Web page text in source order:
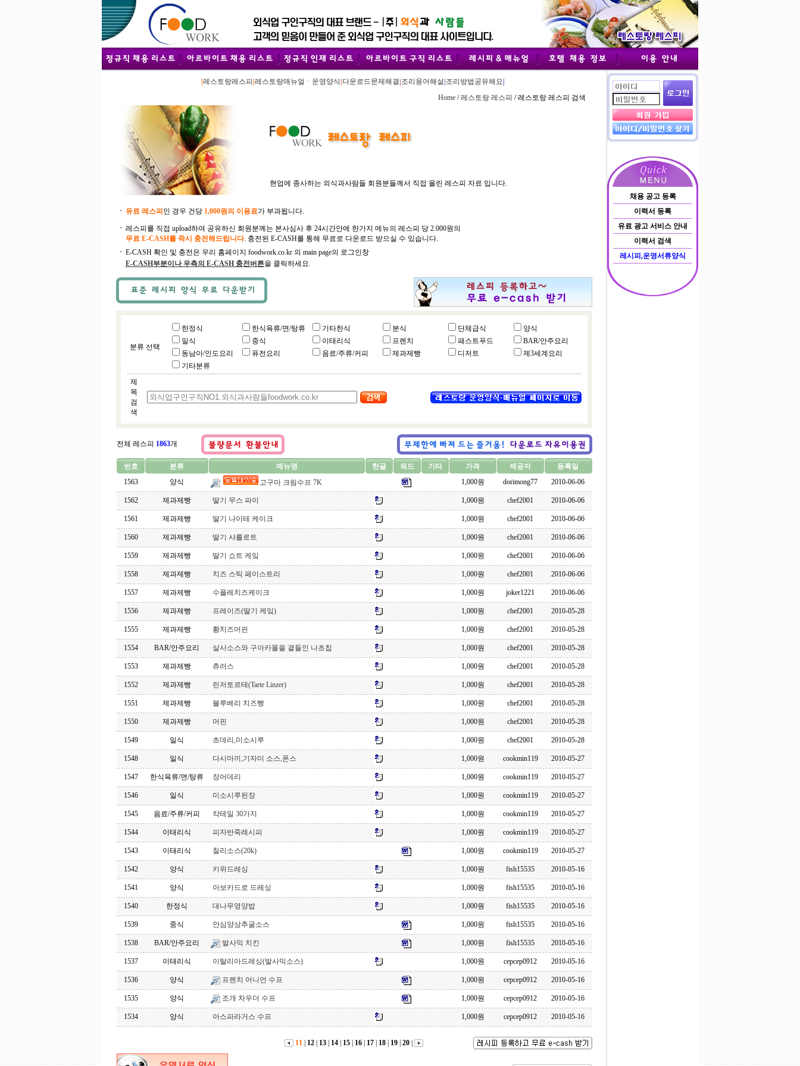
레스토랑레스피 레스토랑매뉴얼ㆍ운영양식 다운로드문제해결 조리용어해설 조리방법공유해요
Home/레스토랑 레스피 / 레스토랑 레스피 검색
현업에 종사하는 외식과사람들 회원분들께서 직접 올린 레스피 자료 입니다.
ㆍ 유료 레스피 인 경우 건당 1,000원의 이용료가 부과됩니다.
ㆍ 레스피를 직접 upload하여 공유하신 회원분께는 본사심사 후 24시간안에 한가지 메뉴의 레스피 당 2.000원의
무료 E-CASH를 즉시 충전해드립니다. 충전된 E-CASH를 통해 무료로 다운로드 받으실 수 있습니다.
ㆍ E-CASH 확인 및 충전은 우리 홈페이지 foodwork.co.kr 의 main page의 로그인창
E-CASH부분이나 우측의 E-CASH 충전버튼을 클릭하세요.
분류 선택
한정식 한식육류/면/탕류 기타한식 분식 단체급식
양식
일식
중식 이태리식 프렌치 패스트푸드
BAR/안주요리
동남아/인도요리
퓨전요리 음료/주류/커피 제과제빵 디저트
제3세계요리
기타분류
제
목
검
색
전체 레스피 1863개
번호 분류 메뉴명 한글 워드 기타 가격 제공자
등록일
1563
양식 고구마 크림수프 7K 1,000원 dorimong77 2010-06-06
1562 제과제빵 딸기 무스 파이 1,000원 chef2001 2010-06-06
1561 제과제빵 딸기 나이테 케이크 1,000원 chef2001 2010-06-06
1560 제과제빵 딸기 샤를로트 1,000원 chef2001 2010-06-06
1559 제과제빵 딸기 쇼트 케잌 1,000원 chef2001 2010-06-06
1558 제과제빵 치즈 스틱 페이스트리 1,000원 chef2001 2010-06-06
1557 제과제빵 수플레치즈케이크 1,000원 joker1221 2010-06-06
1556 제과제빵 프레이즈(딸기 케잌) 1,000원 chef2001 2010-05-28
1555 제과제빵 황치즈머핀 1,000원 chef2001 2010-05-28
1554 BAR/안주요리 살사소스와 구아카몰을 곁들인 나초칩 1,000원 chef2001 2010-05-28
1553 제과제빵 츄러스 1,000원 chef2001 2010-05-28
1552 제과제빵 린저토르테(Tarte Linzer) 1,000원 chef2001 2010-05-28
1551 제과제빵 블루베리 치즈빵 1,000원 chef2001 2010-05-28
1550 제과제빵 머핀 1,000원 chef2001 2010-05-28
1549 일식 초데리,미소시루 1,000원 chef2001 2010-05-28
1548 일식 다시마끼,기자미 소스,폰스 1,000원 cookmin119 2010-05-27
1547 한식육류/면/탕류 장어데리 1,000원 cookmin119 2010-05-27
1546 일식 미소시루된장 1,000원 cookmin119 2010-05-27
1545 음료/주류/커피 칵테일 30가지 1,000원 cookmin119 2010-05-27
1544 이태리식 피자반죽레시피 1,000원 cookmin119 2010-05-27
1543 이태리식 칠리소스(20k) 1,000원 cookmin119 2010-05-27
1542 양식 키위드레싱 1,000원 fish15535 2010-05-16
1541 양식 아보카드로 드레싱 1,000원 fish15535 2010-05-16
1540 한정식 대나무영양밥 1,000원 fish15535 2010-05-16
1539 중식 안심양상추굴소스 1,000원 fish15535 2010-05-16
1538 BAR/안주요리 발사믹 치킨 1,000원 fish15535 2010-05-16
1537 이태리식 이탈리아드레싱(발사믹소스) 1,000원 cepcep0912 2010-05-16
1536 양식 프렌치 어니언 수프 1,000원 cepcep0912 2010-05-16
1535 양식 조개 차우더 수프 1,000원 cepcep0912 2010-05-16
1534 양식 아스파라거스 수프 1,000원 cepcep0912 2010-05-16
11 12 13 14 15 16 17 18 19 20
채용 공고 등록
이력서 등록
유료 광고 서비스 안내
이력서 검색
레시피,운영서류양식